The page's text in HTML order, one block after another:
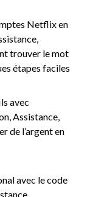
Netflix en
trouver le mot
étapes faciles
avec
Assistance,
de l’argent en
avec le code